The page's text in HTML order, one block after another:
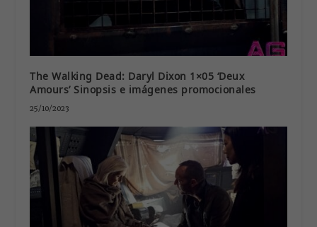
The Walking Dead: Daryl Dixon 1×05 ‘Deux
Amours’ Sinopsis e imágenes promocionales
25/10/2023